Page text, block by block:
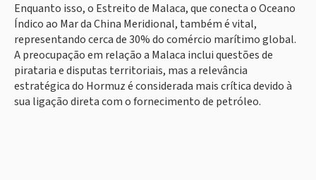
Enquanto isso, o Estreito de Malaca, que conecta o Oceano
Índico ao Mar da China Meridional, também é vital,
representando cerca de 30% do comércio marítimo global.
A preocupação em relação a Malaca inclui questões de
pirataria e disputas territoriais, mas a relevância
estratégica do Hormuz é considerada mais crítica devido à
sua ligação direta com o fornecimento de petróleo.